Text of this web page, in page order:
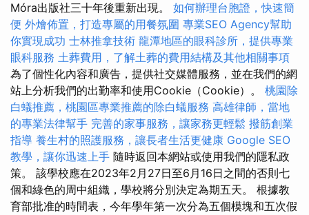
Móra出版社三十年後重新出現。 如何辦理台胞證，快速簡
便 外燴佈置，打造專屬的用餐氛圍 專業SEO Agency幫助
你實現成功 士林推拿技術 龍潭地區的眼科診所，提供專業
眼科服務 土葬費用，了解土葬的費用結構及其他相關事項
為了個性化內容和廣告，提供社交媒體服務，並在我們的網
站上分析我們的出勤率和使用Cookie（Cookie）。 桃園除
白蟻推薦，桃園區專業推薦的除白蟻服務 高雄律師，當地
的專業法律幫手 完善的家事服務，讓家務更輕鬆 撥筋創業
指導 養生村的照護服務，讓長者生活更健康 Google SEO
教學，讓你迅速上手 隨時返回本網站或使用我們的隱私政
策。 該學校應在2023年2月27日至6月16日之間的否則七
個和綠色的周中組織，學校將分別決定為期五天。 根據教
育部批准的時間表，今年學年第一次分為五個模塊和五次假